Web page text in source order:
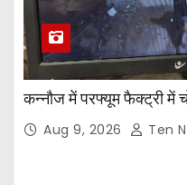
कन्नौज में परफ्यूम फैक्ट्री में
Aug 9, 2026 Ten